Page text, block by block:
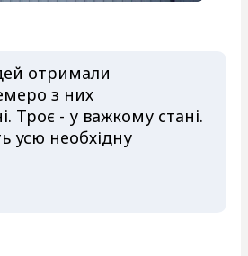
отримали
з них
Троє - у важкому стані.
усю необхідну